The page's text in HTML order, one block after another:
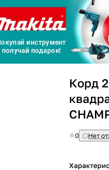
Корд
0 Нет
частибез
График платежей
Добавляйте товарыв